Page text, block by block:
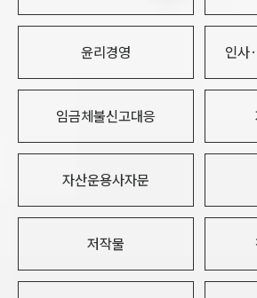
윤리경영 인사
임금체불신고대응
자산운용사자문
저작물